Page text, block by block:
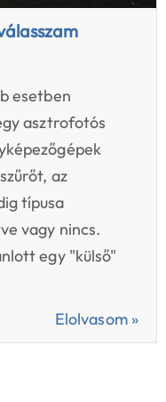
esetben
asztrofotós
az
típusa
vagy nincs.
egy "külső"
Elolvasom »